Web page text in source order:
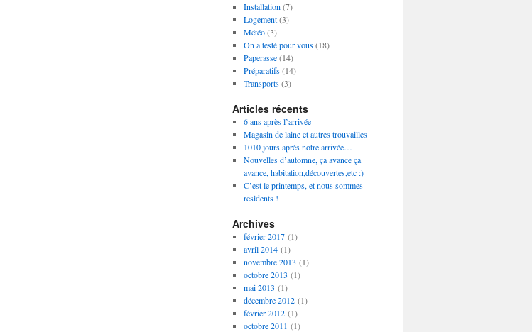
Installation (7)
Logement(3)
Météo(3)
On a testé pour vous(18)
Paperasse(14)
Préparatifs(14)
Transports(3)
Articles récents
6 ans après l’arrivée
Magasin de laine et autres trouvailles
1010 jours après notre arrivée…
Nouvelles d’automne, ça avance ça
avance, habitation,découvertes,etc :)
C’est le printemps, et nous sommes
residents !
Archives
février 2017(1)
avril 2014(1)
novembre 2013 (1)
octobre 2013 (1)
mai 2013 (1)
décembre 2012(1)
février 2012(1)
octobre 2011 (1)